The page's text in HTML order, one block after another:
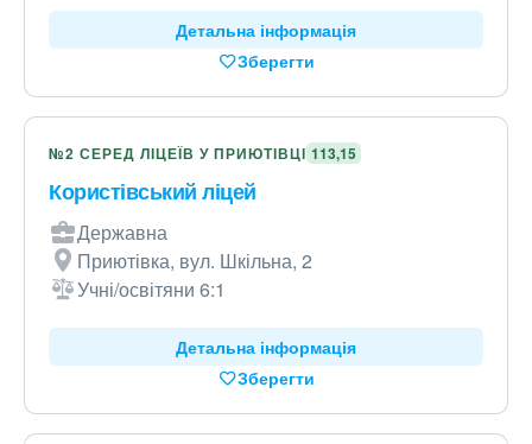
Детальна інформація
Зберегти
№2 СЕРЕД ЛІЦЕЇВ У ПРИЮТІВЦІ 113,15
Користівський ліцей
Державна
Приютівка, вул. Шкільна, 2
Учні/освітяни 6:1
Детальна інформація
Зберегти